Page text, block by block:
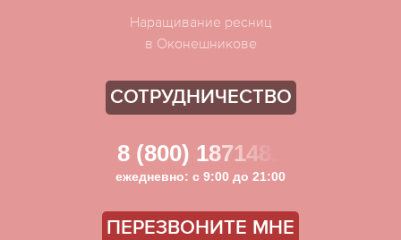
Наращивание ресниц
в Оконешникове
СОТРУДНИЧЕСТВО
8 (800) 1871481
ежедневно: с 9:00 до 21:00
ПЕРЕЗВОНИТЕ МНЕ